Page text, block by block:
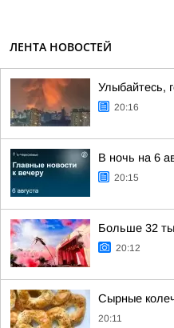
ЛЕНТА НОВОСТЕЙ
Улыбайтесь,
20:16
В ночь на 6
20:15
Больше 32
20:12
Сырные
20:11